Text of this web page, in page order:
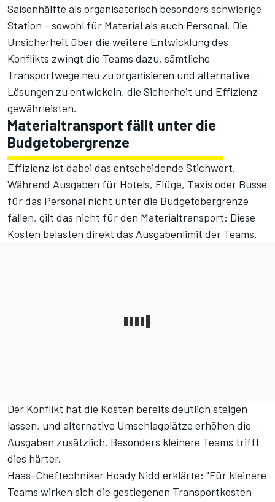
Saisonhälfte als organisatorisch besonders schwierige
Station - sowohl für Material als auch Personal. Die
Unsicherheit über die weitere Entwicklung des
Konflikts zwingt die Teams dazu, sämtliche
Transportwege neu zu organisieren und alternative
Lösungen zu entwickeln, die Sicherheit und Effizienz
gewährleisten.
Materialtransport fällt unter die
Budgetobergrenze
Effizienz ist dabei das entscheidende Stichwort.
Während Ausgaben für Hotels, Flüge, Taxis oder Busse
für das Personal nicht unterdie Budgetobergrenze
fallen, gilt das nicht für den Materialtransport: Diese
Kosten belasten direkt das Ausgabenlimit der Teams.
Der Konflikt hat die Kosten bereits deutlich steigen
lassen, und alternative Umschlagplätze erhöhen die
Ausgaben zusätzlich. Besonders kleinere Teams trifft
dies härter.
Haas-Cheftechniker Hoady Nidd erklärte: "Für kleinere
Teams wirken sich die gestiegenen Transportkosten